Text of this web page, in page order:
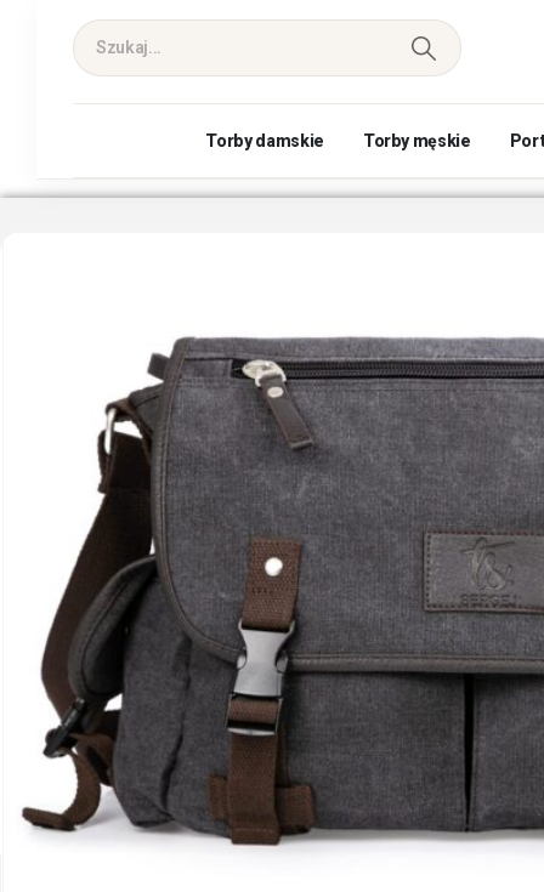
Torby damskie Torby męskie